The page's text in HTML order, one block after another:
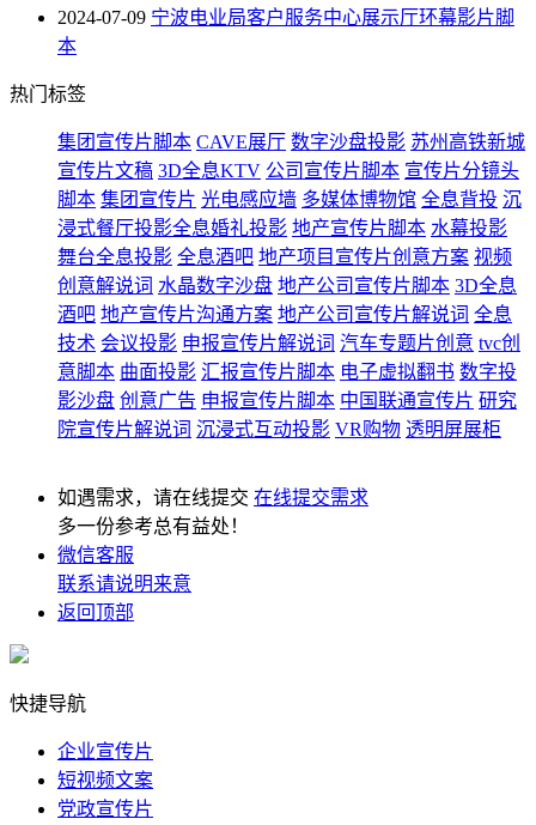
2024-07-09 宁波电业局客户服务中心展示厅环幕影片脚
本
热门标签
集团宣传片脚本 CAVE展厅 数字沙盘投影 苏州高铁新城
宣传片文稿 3D全息KTV 公司宣传片脚本 宣传片分镜头
脚本 集团宣传片 光电感应墙 多媒体博物馆 全息背投 沉
浸式餐厅投影​全息婚礼投影 地产宣传片脚本 水幕投影
舞台全息投影 全息酒吧 地产项目宣传片创意方案 视频
创意解说词 水晶数字沙盘 地产公司宣传片脚本 3D全息
酒吧 地产宣传片沟通方案 地产公司宣传片解说词 全息
技术 会议投影 申报宣传片解说词 汽车专题片创意 tvc创
意脚本 曲面投影 汇报宣传片脚本 电子虚拟翻书 数字投
影沙盘 创意广告 申报宣传片脚本 中国联通宣传片 研究
院宣传片解说词 沉浸式互动投影 VR购物 透明屏展柜
如遇需求，请在线提交 在线提交需求
多一份参考总有益处！
微信客服
联系请说明来意
返回顶部
快捷导航
企业宣传片
短视频文案
党政宣传片